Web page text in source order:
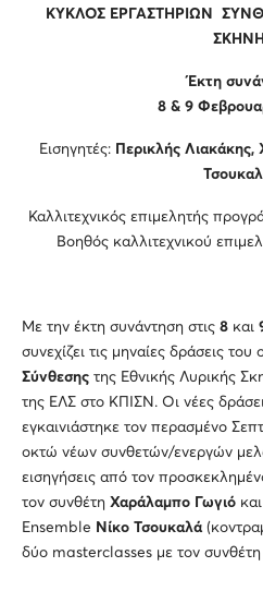
ΚΥΚΛΟΣ ΕΡΓΑΣΤΗΡΙΩΝ
Έκτη
8 & 9
Εισηγητές: Περικλής
Καλλιτεχνικός επιμελητής
Βοηθός καλλιτεχνικού
Με την έκτη συνάντηση στις 8 και
συνεχίζει τις μηναίες δράσεις του
Σύνθεσης της Εθνικής Λυρικής
της ΕΛΣ στο ΚΠΙΣΝ. Οι νέες
εγκαινιάστηκε τον περασμένο
οκτώ νέων συνθετών/ενεργών
εισηγήσεις από τον
τον συνθέτη Χαράλαμπο Γωγιό
Ensemble Νίκο Τσουκαλά
δύο masterclasses με τον